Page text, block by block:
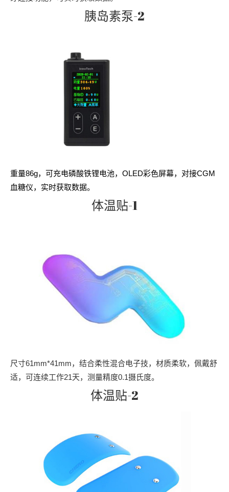
胰岛素泵-2
重量86g，可充电磷酸铁锂电池，OLED彩色屏幕，对接CGM
血糖仪，实时获取数据。
体温贴-1
尺寸61mm*41mm，结合柔性混合电子技，材质柔软，佩戴舒
适，可连续工作21天，测量精度0.1摄氏度。
体温贴-2